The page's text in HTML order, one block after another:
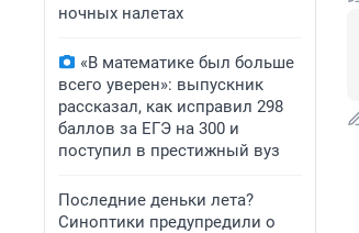
ночных налетах
«В математике был больше
всего уверен»: выпускник
рассказал, как исправил 298
баллов за ЕГЭ на 300 и
поступил в престижный вуз
Последние деньки лета?
Синоптики предупредили о